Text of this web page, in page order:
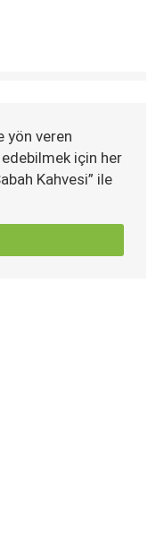
yön veren
için her
Kahvesi” ile